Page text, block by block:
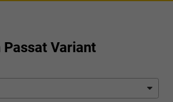
Variant